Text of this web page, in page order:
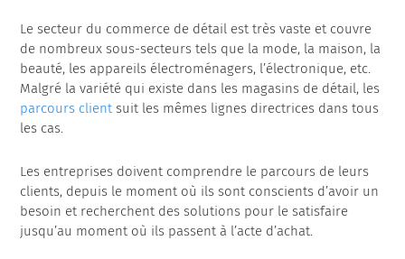
Le secteur du commerce de détail est très vaste et couvre
de nombreux sous-secteurs tels que la mode, la maison, la
beauté, les appareils électroménagers, l’électronique, etc.
Malgré la variété qui existe dans les magasins de détail, les
parcours client suit les mêmes lignes directrices dans tous
les cas.
Les entreprises doivent comprendre le parcours de leurs
clients, depuis le moment où ils sont conscients d’avoir un
besoin et recherchent des solutions pour le satisfaire
jusqu’au moment où ils passent à l’acte d’achat.